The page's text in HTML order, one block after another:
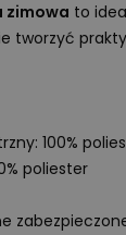
zimowa to
tworzyć
100%
poliester